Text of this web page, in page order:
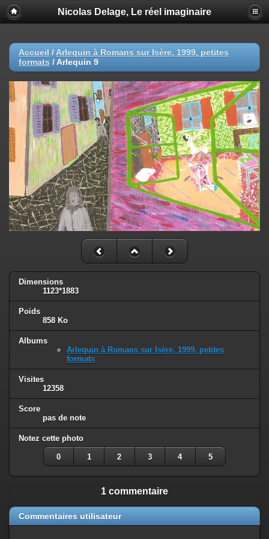
Nicolas Delage, Le réel imaginaire
Accueil / Arlequin à Romans sur Isère, 1999, petites
formats / Arlequin 9
Dimensions
1123*1883
Poids
858 Ko
Albums
Arlequin à Romans sur Isère, 1999, petites
formats
Visites
12358
Score
pas de note
Notez cette photo
0 1 2 3 4 5
1 commentaire
Commentaires utilisateur